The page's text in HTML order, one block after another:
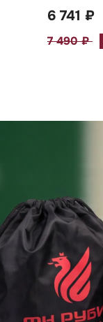
6 741 ₽
7 490 ₽